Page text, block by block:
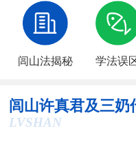
闾山法揭秘 学法误
闾山许真君及三奶
LVSHAN